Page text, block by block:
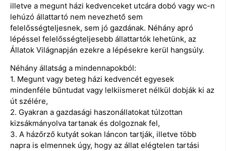
illetve a megunt házi kedvenceket utcára dobó vagy wc-n
lehúzó állattartó nem nevezhető sem
felelősségteljesnek, sem jó gazdának. Néhány apró
lépéssel felelősségteljesebb állattartók lehetünk, az
Állatok Világnapján ezekre a lépésekre kerül hangsúly.
Néhány állatság a mindennapokból:
1. Megunt vagy beteg házi kedvencét egyesek
mindenféle bűntudat vagy lelkiismeret nélkül dobják ki az
út szélére,
2. Gyakran a gazdasági haszonállatokat túlzottan
kizsákmányolva tartanak és dolgoznak fel,
3. A házőrző kutyát sokan láncon tartják, illetve több
napra is elmennek úgy, hogy az állat elégtelen tartási